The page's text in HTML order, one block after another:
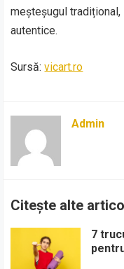
meșteșugul
autentice.
Sursă:vicart.ro
Admin
Citește alte
7